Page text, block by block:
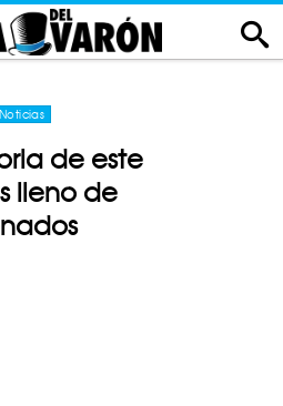
Noticias
de este
lleno de